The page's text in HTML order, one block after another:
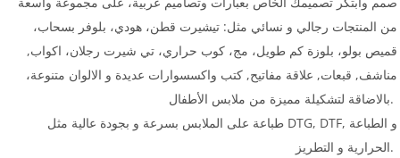
من المنتجات رجالي و نسائي مثل: تيشيرت قطن، هودي، بلوفر بسحاب،
قميص بولو، بلوزة كم طويل، مج، كوب حراري، تي شيرت رجلان، اكواب,
مناشف, قبعات, علاقة مفاتيح, كتب واكسسوارات عديدة و الالوان متنوعة،
بالاضاقة لتشكيلة مميزة من ملابس الأطفال.
طباعة على الملابس بسرعة و بجودة عالية مثل DTG, DTF, و الطباعة
الحرارية و التطريز.